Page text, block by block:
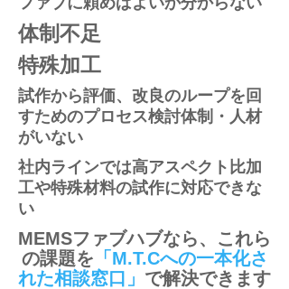
体制不足
特殊加工
試作から評価、改良のループを回
すためのプロセス検討体制・人材
がいない
社内ラインでは高アスペクト比加
工や特殊材料の試作に対応できな
い
​​​​​​​​​MEMSファブハブなら、これら
の課題を 「M.T.Cへの一本化さ
れた相談窓口」 で解決できます